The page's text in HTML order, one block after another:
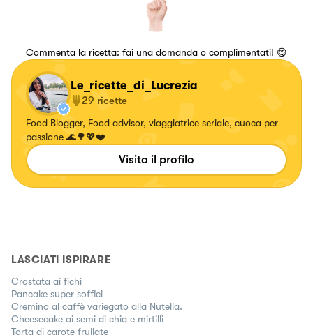
Commenta la ricetta: fai una domanda o complimentati! 😋
Le_ricette_di_Lucrezia
29 ricette
Food Blogger, Food advisor, viaggiatrice seriale, cuoca per
passione 🌊🌳💖❤️
Visita il profilo
LASCIATI ISPIRARE
Crostata ai fichi
Pancake super soffici
Cremino al caffè variegato alla Nutella.
Cheesecake ai semi di chia e mirtilli
Torta di carote frullate